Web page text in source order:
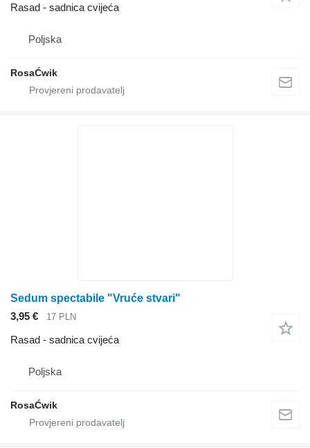
Rasad - sadnica cvijeća
Poljska
RosaĆwik
Sedum spectabile "Vruće stvari"
3,95 €
17 PLN
Rasad - sadnica cvijeća
Poljska
RosaĆwik